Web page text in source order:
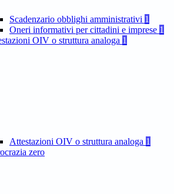
Scadenzario obblighi amministrativi 1
Oneri informativi per cittadini e imprese 1
OIV o struttura analoga 1
Attestazioni OIV o struttura analoga 1
zero